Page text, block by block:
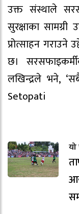
उक्त संस्थाले
सुरक्षाका
प्रोत्साहन गराउने
छ।
लखिन्द्रले भने,
Setopati